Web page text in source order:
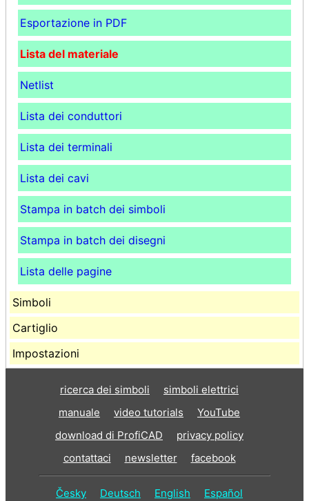
Esportazione in PDF
Lista del materiale
Netlist
Lista dei conduttori
Lista dei terminali
Lista dei cavi
Stampa in batch dei simboli
Stampa in batch dei disegni
Lista delle pagine
Simboli
Cartiglio
Impostazioni
ricerca dei simboli
simboli elettrici
manuale
video tutorials
YouTube
download di ProfiCAD
privacy policy
contattaci
newsletter facebook
Česky Deutsch English Español